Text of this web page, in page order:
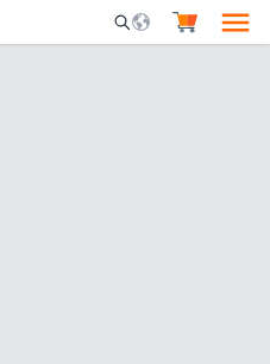
Mobile Search